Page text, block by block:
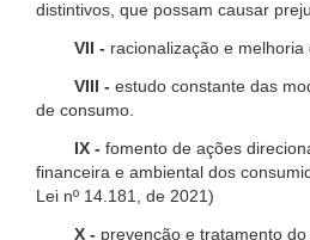
distintivos, que possam causar
VII - racionalização e
VIII - estudo constante das
de consumo.
IX - fomento de ações
financeira e ambiental dos
Lei nº 14.181, de 2021)
X - prevenção e tratamento